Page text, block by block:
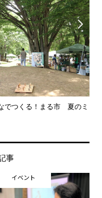
でつくる！まる市 夏のミ

事
イベント